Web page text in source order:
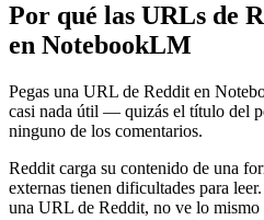
Por qué las URLs de
en NotebookLM
Pegas una URL de Reddit en
casi nada útil — quizás el título del
ninguno de los comentarios.
Reddit carga su contenido de una
externas tienen dificultades para
una URL de Reddit, no ve lo